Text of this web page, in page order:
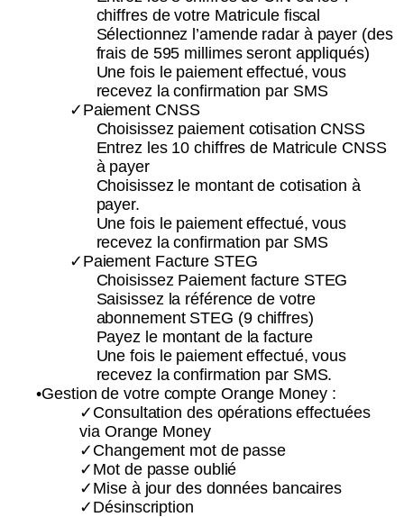
chiffres de votre Matricule fiscal
Sélectionnez l’amende radar à payer (des
frais de 595 millimes seront appliqués)
Une fois le paiement effectué, vous
recevez la confirmation par SMS
✓Paiement CNSS
Choisissez paiement cotisation CNSS
Entrez les 10 chiffres de Matricule CNSS
à payer
Choisissez le montant de cotisation à
payer.
Une fois le paiement effectué, vous
recevez la confirmation par SMS
✓Paiement Facture STEG
Choisissez Paiement facture STEG
Saisissez la référence de votre
abonnement STEG (9 chiffres)
Payez le montant de la facture
Une fois le paiement effectué, vous
recevez la confirmation par SMS.
•Gestion de votre compte Orange Money :
✓Consultation des opérations effectuées
via Orange Money
✓Changement mot de passe
✓Mot de passe oublié
✓Mise à jour des données bancaires
✓Désinscription